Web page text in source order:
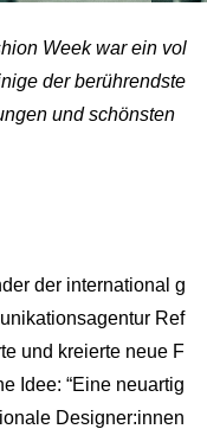
Week war ein vol
der berührendste
und schönsten
der international g
Ref
und kreierte neue F
Idee: “Eine neuartig
Designer:innen